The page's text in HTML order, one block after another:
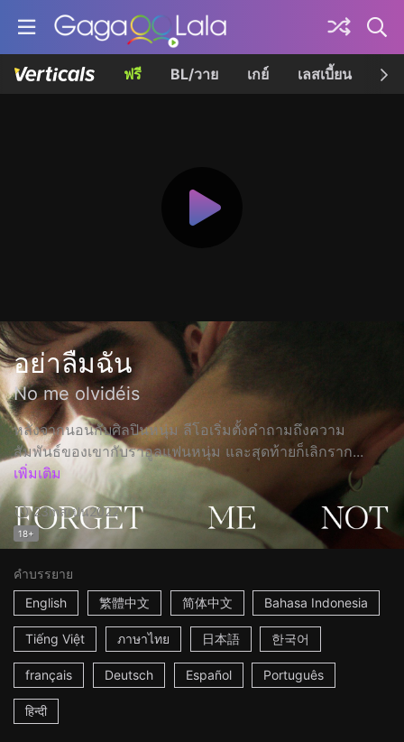
ฟรี BL/วาย เกย์ เลสเบี้ยน เค
อย่าลืมฉัน
No me olvidéis
หลังจากนอนกับศิลปินหนุ่ม ลีโอเริ่มตั้งคำถามถึงความ
สัมพันธ์ของเขากับราอูลแฟนหนุ่ม และสุดท้ายก็เลิกราก...
เพิ่มเติม
23mสเปน2022
18+
คำบรรยาย
English
繁體中文 简体中文 Bahasa Indonesia
Tiếng Việt ภาษาไทย 日本語 한국어
français Deutsch Español Português
हिन्दी